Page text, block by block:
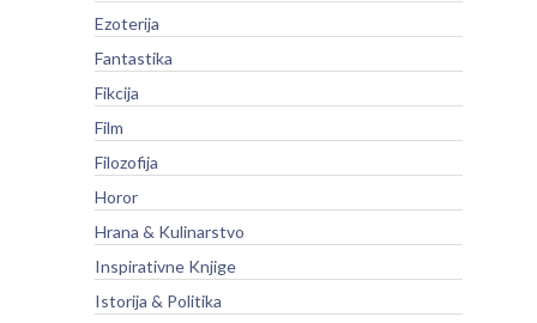
Ezoterija
Fantastika
Fikcija
Film
Filozofija
Horor
Hrana & Kulinarstvo
Inspirativne Knjige
Istorija & Politika